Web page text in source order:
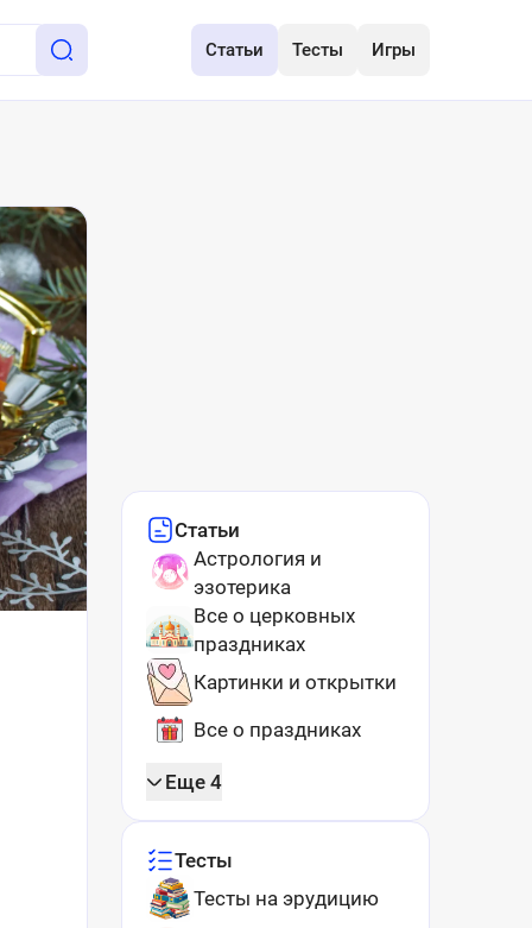
Статьи Тесты Игры
Статьи
Астрология и
эзотерика
Все о церковных
праздниках
Картинки и открытки
Все о праздниках
Еще 4
Тесты
Тесты на эрудицию